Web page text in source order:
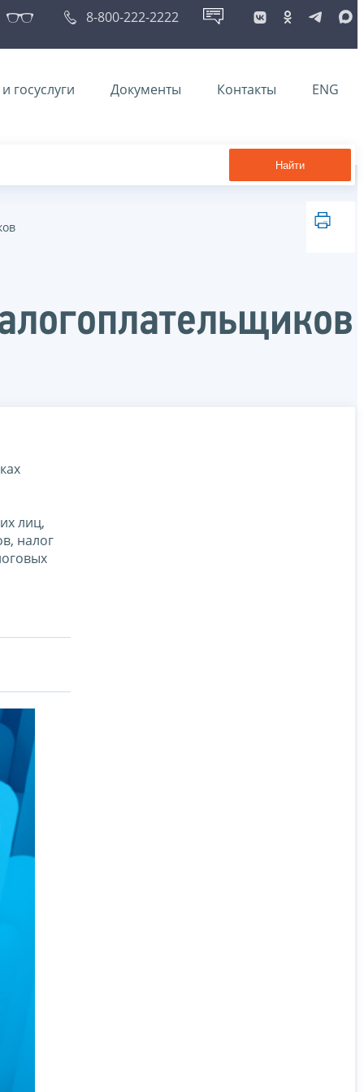
8-800-222-2222
госуслуги Документы Контакты ENG
Найти
лиц,
налог